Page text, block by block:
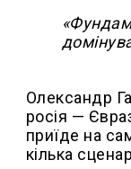
Олександр
росія —
приїде на
кілька